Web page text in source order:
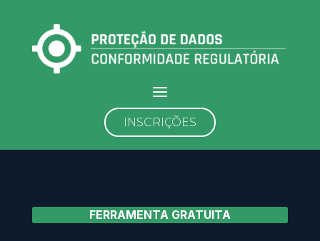
INSCRIÇÕES
FERRAMENTA GRATUITA